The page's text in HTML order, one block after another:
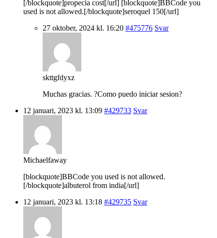
[/blockquote]propecia cost[/url] [blockquote]BBCode you
used is not allowed.[/blockquote]seroquel 150[/url]
27 oktober, 2024 kl. 16:20 #475776 Svar
skttgfdyxz
Muchas gracias. ?Como puedo iniciar sesion?
12 januari, 2023 kl. 13:09 #429733 Svar
Michaelfaway
[blockquote]BBCode you used is not allowed.
[/blockquote]albuterol from india[/url]
12 januari, 2023 kl. 13:18 #429735 Svar